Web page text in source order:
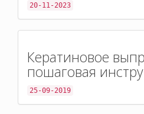
20-11-2023
Кератиновое
пошаговая
25-09-2019